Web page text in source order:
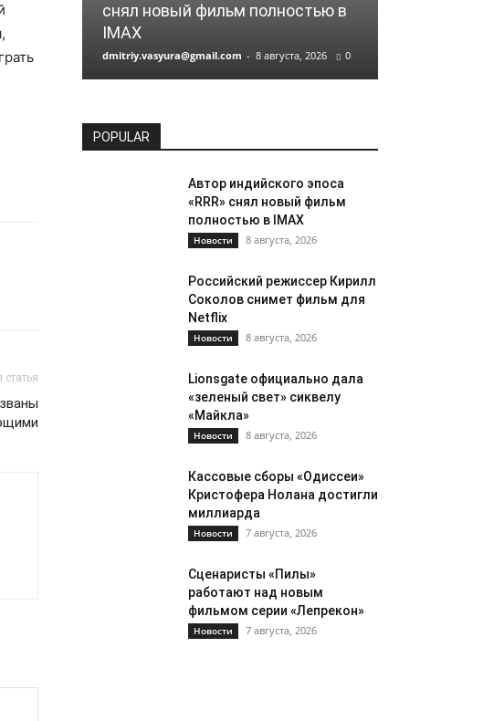
снял новый фильм полностью в
IMAX
dmitriy.vasyura@gmail.com - 8 августа, 2026 0
POPULAR
Автор индийского эпоса
«RRR» снял новый фильм
полностью в IMAX
Новости 8 августа, 2026
Российский режиссер Кирилл
Соколов снимет фильм для
Netflix
Новости 8 августа, 2026
Lionsgate официально дала
«зеленый свет» сиквелу
«Майкла»
Новости 8 августа, 2026
Кассовые сборы «Одиссеи»
Кристофера Нолана достигли
миллиарда
Новости 7 августа, 2026
Сценаристы «Пилы»
работают над новым
фильмом серии «Лепрекон»
Новости 7 августа, 2026